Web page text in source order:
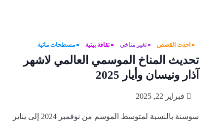
احدث القصص تغير مناخي ثقافة بيئية مسطحات مائية
تحديث المناخ الموسمي العالمي لاشهر
آذار ونيسان وأيار 2025
فبراير 22, 2025
سوسنة بالنسبة لمتوسط ​​الموسم من نوفمبر 2024 إلى يناير